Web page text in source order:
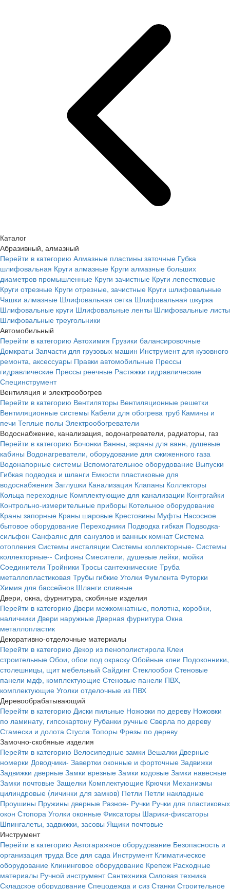
Каталог
Абразивный, алмазный
Перейти в категорию Алмазные пластины заточные Губка
шлифовальная Круги алмазные Круги алмазные больших
диаметров промышленные Круги зачистные Круги лепестковые
Круги отрезные Круги отрезные, зачистные Круги шлифовальные
Чашки алмазные Шлифовальная сетка Шлифовальная шкурка
Шлифовальные круги Шлифовальные ленты Шлифовальные листы
Шлифовальные треугольники
Автомобильный
Перейти в категорию Автохимия Грузики балансировочные
Домкраты Запчасти для грузовых машин Инструмент для кузовного
ремонта, аксессуары Правки автомобильные Прессы
гидравлические Прессы реечные Растяжки гидравлические
Специнструмент
Вентиляция и электрообогрев
Перейти в категорию Вентиляторы Вентиляционные решетки
Вентиляционные системы Кабели для обогрева труб Камины и
печи Теплые полы Электрообогреватели
Водоснабжение, канализация, водонагреватели, радиаторы, газ
Перейти в категорию Бочонки Ванны, экраны для ванн, душевые
кабины Водонагреватели, оборудование для сжиженного газа
Водонапорные системы Вспомогательное оборудование Выпуски
Гибкая подводка и шланги Емкости пластиковые для
водоснабжения Заглушки Канализация Клапаны Коллекторы
Кольца переходные Комплектующие для канализации Контргайки
Контрольно-измерительные приборы Котельное оборудование
Краны запорные Краны шаровые Крестовины Муфты Насосное
бытовое оборудование Переходники Подводка гибкая Подводка-
сильфон Санфаянс для санузлов и ванных комнат Система
отопления Системы инсталяции Системы коллекторные- Системы
коллекторные-- Сифоны Смесители, душевые лейки, мойки
Соединители Тройники Тросы сантехнические Труба
металлопластиковая Трубы гибкие Уголки Фумлента Футорки
Химия для бассейнов Шланги сливные
Двери, окна, фурнитура, скобяные изделия
Перейти в категорию Двери межкомнатные, полотна, коробки,
наличники Двери наружные Дверная фурнитура Окна
металлопластик
Декоративно-отделочные материалы
Перейти в категорию Декор из пенополистирола Клеи
строительные Обои, обои под окраску Обойные клеи Подоконники,
столешницы, щит мебельный Сайдинг Стеклообои Стеновые
панели мдф, комплектующие Стеновые панели ПВХ,
комплектующие Уголки отделочные из ПВХ
Деревообрабатывающий
Перейти в категорию Диски пильные Ножовки по дереву Ножовки
по ламинату, гипсокартону Рубанки ручные Сверла по дереву
Стамески и долота Стусла Топоры Фрезы по дереву
Замочно-скобяные изделия
Перейти в категорию Велосипедные замки Вешалки Дверные
номерки Доводчики- Завертки оконные и форточные Задвижки
Задвижки дверные Замки врезные Замки кодовые Замки навесные
Замки почтовые Защелки Комплектующие Крючки Механизмы
цилиндровые (личинки для замков) Петли Петли накладные
Проушины Пружины дверные Разное- Ручки Ручки для пластиковых
окон Стопора Уголки оконные Фиксаторы Шарики-фиксаторы
Шпингалеты, задвижки, засовы Ящики почтовые
Инструмент
Перейти в категорию Автогаражное оборудование Безопасность и
организация труда Все для сада Инструмент Климатическое
оборудование Клининговое оборудование Крепеж Расходные
материалы Ручной инструмент Сантехника Силовая техника
Складское оборудование Спецодежда и сиз Станки Строительное